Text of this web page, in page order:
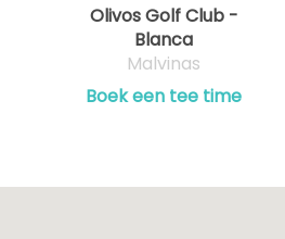
Olivos Golf Club -
Blanca
Malvinas
Boek een tee time